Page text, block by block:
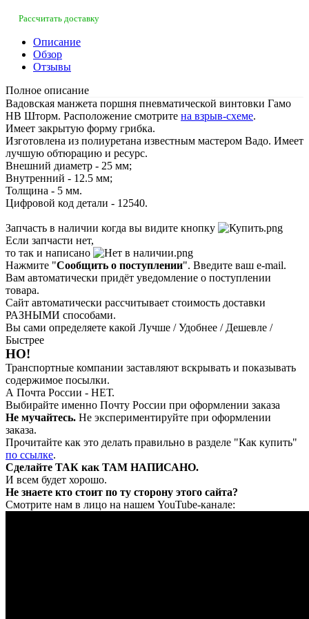
Рассчитать доставку
Описание
Обзор
Отзывы
Полное описание
Вадовская манжета поршня пневматической винтовки Гамо
НВ Шторм. Расположение смотрите на взрыв-схеме.
Имеет закрытую форму грибка.
Изготовлена из полиуретана известным мастером Вадо. Имеет
лучшую обтюрацию и ресурс.
Внешний диаметр - 25 мм;
Внутренний - 12.5 мм;
Толщина - 5 мм.
Цифровой код детали - 12540.
Запчасть в наличии когда вы видите кнопку
Если запчасти нет,
то так и написано
Нажмите "Сообщить о поступлении". Введите ваш e-mail.
Вам автоматически придёт уведомление о поступлении
товара.
Сайт автоматически рассчитывает стоимость доставки
РАЗНЫМИ способами.
Вы сами определяете какой Лучше / Удобнее / Дешевле /
Быстрее
НО!
Транспортные компании заставляют вскрывать и показывать
содержимое посылки.
А Почта России - НЕТ.
Выбирайте именно Почту России при оформлении заказа
Не мучайтесь. Не экспериментируйте при оформлении
заказа.
Прочитайте как это делать правильно в разделе "Как купить"
по ссылке.
Сделайте ТАК как ТАМ НАПИСАНО.
И всем будет хорошо.
Не знаете кто стоит по ту сторону этого сайта?
Смотрите нам в лицо на нашем YouTube-канале: